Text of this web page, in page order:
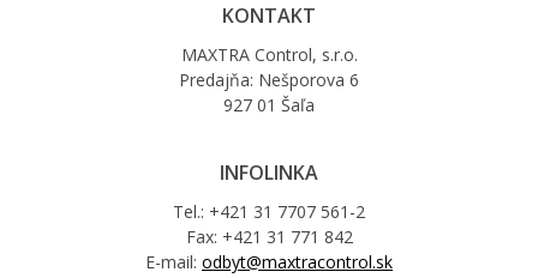
KONTAKT
MAXTRA Control, s.r.o.
Predajňa: Nešporova 6
927 01 Šaľa
INFOLINKA
Tel.: +421 31 7707 561-2
Fax: +421 31 771 842
E-mail: odbyt@maxtracontrol.sk